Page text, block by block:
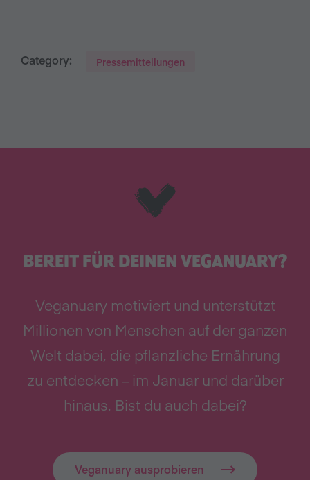
Category: Pressemitteilungen
BEREIT FÜR DEINEN VEGANUARY?
Veganuary motiviert und unterstützt
Millionen von Menschen auf der ganzen
Welt dabei, die pflanzliche Ernährung
zu entdecken – im Januar und darüber
hinaus. Bist du auch dabei?
Veganuary ausprobieren